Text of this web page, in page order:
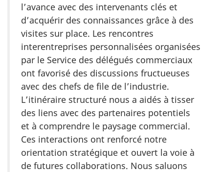
l’avance avec des intervenants clés et
d’acquérir des connaissances grâce à des
visites sur place. Les rencontres
interentreprises personnalisées organisées
par le Service des délégués commerciaux
ont favorisé des discussions fructueuses
avec des chefs de file de l’industrie.
L’itinéraire structuré nous a aidés à tisser
des liens avec des partenaires potentiels
et à comprendre le paysage commercial.
Ces interactions ont renforcé notre
orientation stratégique et ouvert la voie à
de futures collaborations. Nous saluons